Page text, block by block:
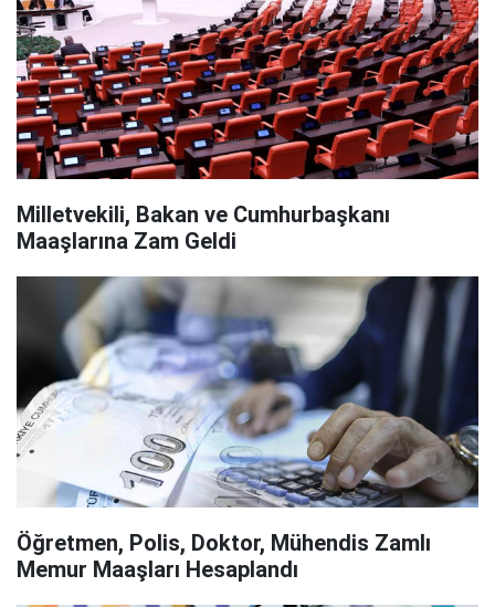
Milletvekili, Bakan ve Cumhurbaşkanı
Maaşlarına Zam Geldi
Öğretmen, Polis, Doktor, Mühendis Zamlı
Memur Maaşları Hesaplandı